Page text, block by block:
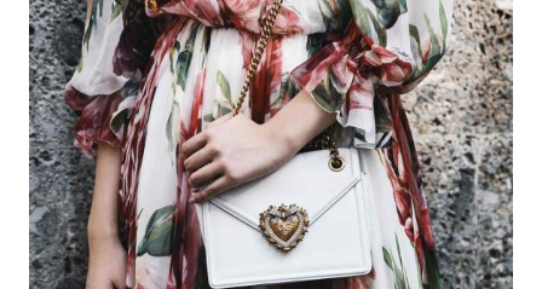
ESTILISTA
SIMON
PORTE
JACQUEMUS